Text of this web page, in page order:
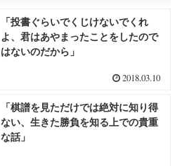
「投書ぐらいでくじけないでくれ
よ、君はあやまったことをしたので
はないのだから」
2018.03.10
「棋譜を見ただけでは絶対に知り得
ない、生きた勝負を知る上での貴重
な話」